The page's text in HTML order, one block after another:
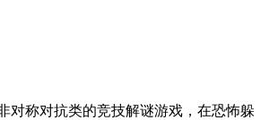
对称对抗类的竞技解谜游戏，在恐怖躲